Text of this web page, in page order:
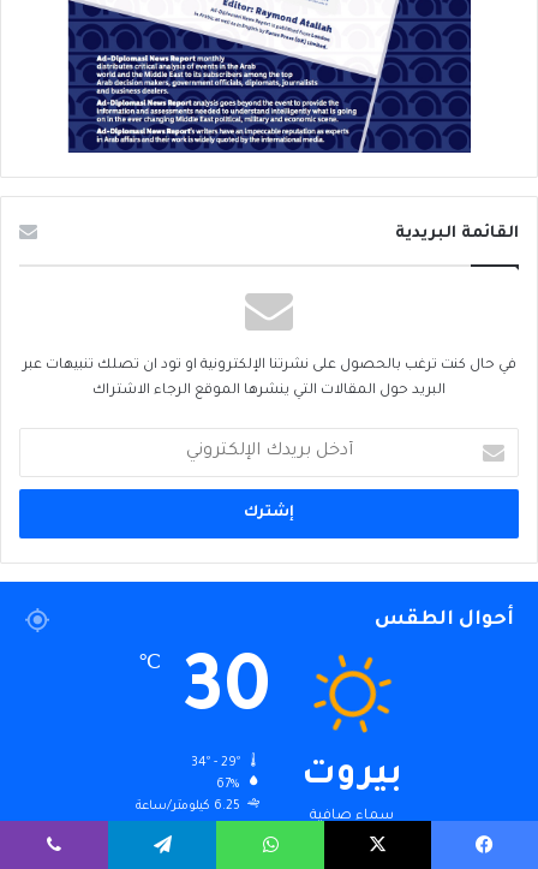
القائمة البريدية
في حال كنت ترغب بالحصول على نشرتنا الإلكترونية او تود ان تصلك تنبيهات عبر
البريد حول المقالات التي ينشرها الموقع الرجاء الاشتراك
بريدك
الإلكتروني
أحوال الطقس
بيروت
سماء صافية
30
℃
67%
6.25 كيلومتر/ساعة